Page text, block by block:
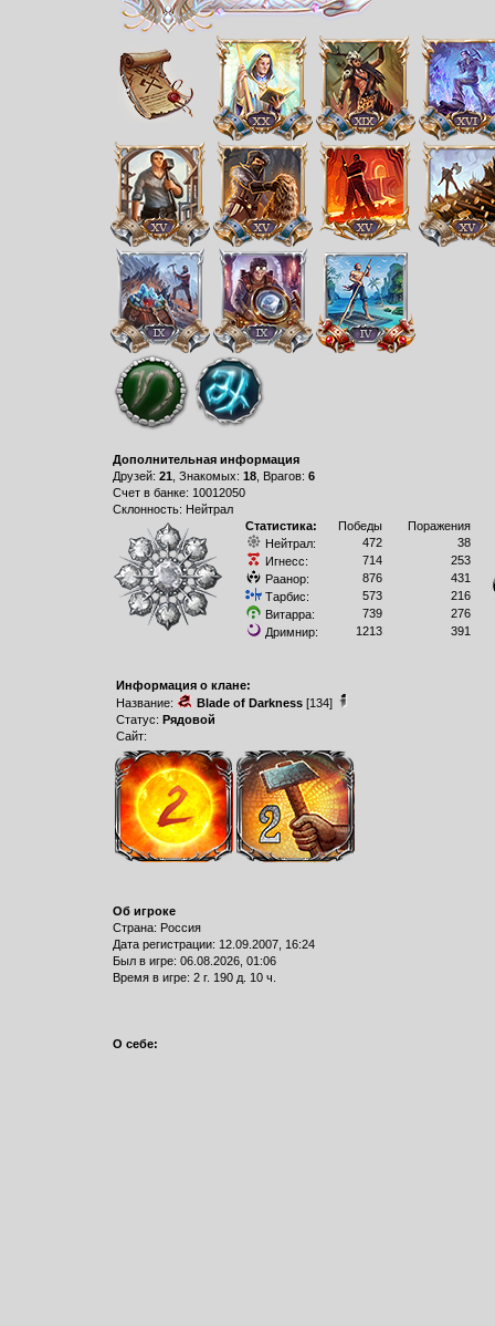
Дополнительная информация
Друзей: 21 , Знакомых: 18, Врагов: 6
Счет в банке: 10012050
Склонность: Нейтрал
Статистика:
Победы
Поражения
Нейтрал:
472
38
Игнесс:
714
253
Раанор:
876
431
Тарбис:
573
216
Витарра:
739
276
Дримнир:
1213 391
Информация о клане:
Название:
Blade of Darkness[134]
Статус: Рядовой
Сайт:
Об игроке
Страна: Россия
Дата регистрации: 12.09.2007, 16:24
Был в игре: 06.08.2026, 01:06
Время в игре: 2 г. 190 д. 10 ч.
О себе: